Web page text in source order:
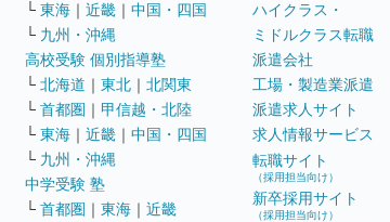
└ 東海 ｜ 近畿 ｜ 中国・四国
└ 九州・沖縄
高校受験 個別指導塾
└ 北海道 ｜ 東北 ｜ 北関東
└ 首都圏 ｜ 甲信越・北陸
└ 東海 ｜ 近畿 ｜ 中国・四国
└ 九州・沖縄
中学受験 塾
└ 首都圏 ｜ 東海 ｜ 近畿
ハイクラス・
ミドルクラス転職
派遣会社
工場・製造業派遣
派遣求人サイト
求人情報サービス
転職サイト
（採用担当向け）
新卒採用サイト
（採用担当向け）